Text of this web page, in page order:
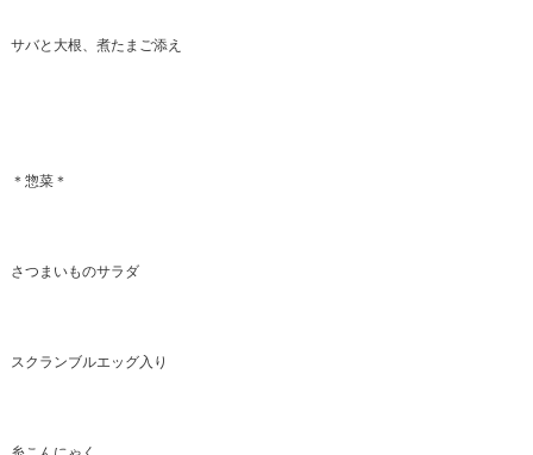
サバと大根、煮たまご添え
＊惣菜＊
さつまいものサラダ
スクランブルエッグ入り